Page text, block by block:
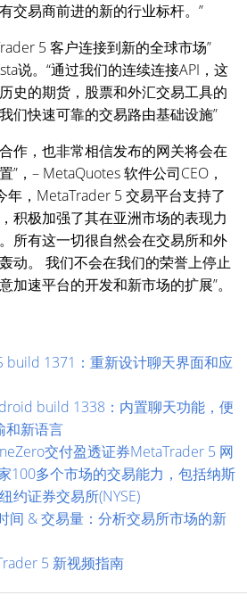
交易商前进的新的行业标杆。”
5 客户连接到新的全球市场”
说。“通过我们的连续连接API，这
史的期货，股票和外汇交易工具的
们快速可靠的交易路由基础设施”
作，也非常相信发布的网关将会在
”，– MetaQuotes 软件公司CEO，
年，MetaTrader 5 交易平台支持了
积极加强了其在亚洲市场的表现力
所有这一切很自然会在交易所和外
动。 我们不会在我们的荣誉上停止
加速平台的开发和新市场的扩展”。
build 1371：重新设计聊天界面和应
build 1338：内置聊天功能，便
和新语言
交付盈透证券MetaTrader 5 网
100多个市场的交易能力，包括纳斯
约证券交易所(NYSE)
间 & 交易量：分析交易所市场的新
5 新视频指南